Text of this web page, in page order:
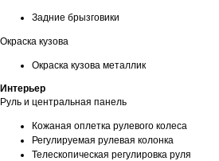
Задние брызговики
Окраска кузова
Окраска кузова металлик
Интерьер
Руль и центральная панель
Кожаная оплетка рулевого колеса
Регулируемая рулевая колонка
Телескопическая регулировка руля